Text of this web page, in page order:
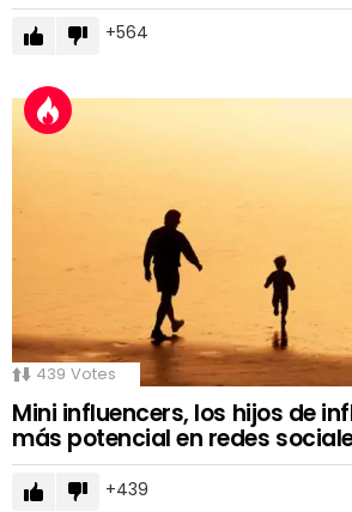
564
439 Votes
Mini influencers, los hijos de
más potencial en redes
439